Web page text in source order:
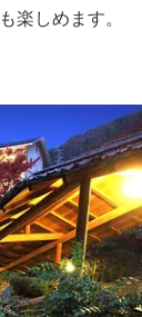
楽しめます。